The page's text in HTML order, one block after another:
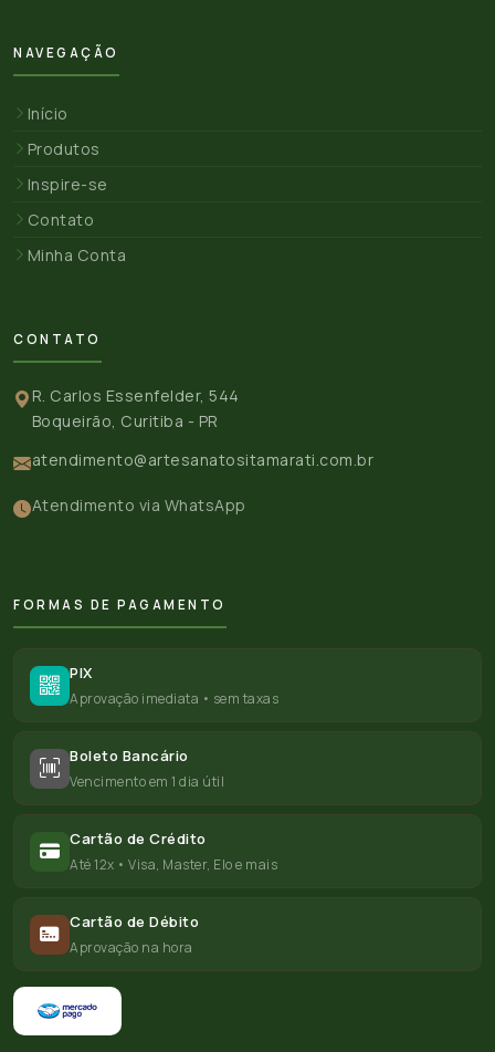
NAVEGAÇÃO
Início
Produtos
Inspire-se
Contato
Minha Conta
CONTATO
R. Carlos Essenfelder, 544
Boqueirão, Curitiba - PR
atendimento@artesanatositamarati.com.br
Atendimento via WhatsApp
FORMAS DE PAGAMENTO
PIX
Aprovação imediata • sem taxas
Boleto Bancário
Vencimento em 1 dia útil
Cartão de Crédito
Até 12x • Visa, Master, Elo e mais
Cartão de Débito
Aprovação na hora